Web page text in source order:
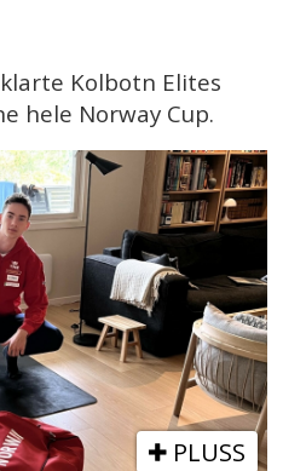
Kolbotn Elites
hele Norway Cup.
PLUSS